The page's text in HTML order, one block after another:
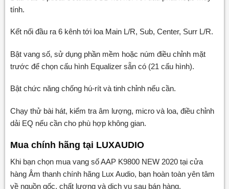
tính.
Kết nối đầu ra 6 kênh tới loa Main L/R, Sub, Center, Surr L/R.
Bật vang số, sử dụng phần mềm hoặc núm điều chỉnh mặt
trước để chọn cấu hình Equalizer sẵn có (21 cấu hình).
Bật chức năng chống hú-rít và tinh chỉnh nếu cần.
Chạy thử bài hát, kiểm tra âm lượng, micro và loa, điều chỉnh
dải EQ nếu cần cho phù hợp không gian.
Mua chính hãng tại LUXAUDIO
Khi bạn chọn mua vang số AAP K9800 NEW 2020 tại cửa
hàng Âm thanh chính hãng Lux Audio, bạn hoàn toàn yên tâm
về nguồn gốc, chất lượng và dịch vụ sau bán hàng.